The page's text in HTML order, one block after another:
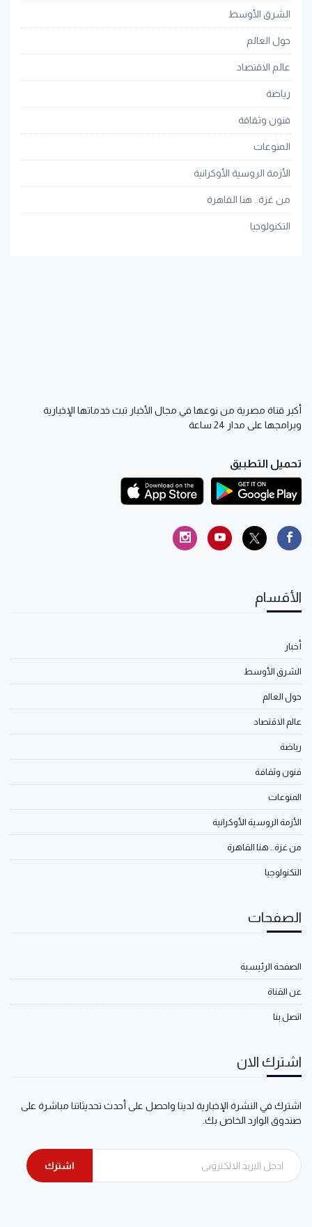
الشرق الأوسط
حول العالم
عالم الاقتصاد
رياضة
فنون وثقافة
المنوعات
الأزمة الروسية الأوكرانية
من غزة.. هنا القاهرة
التكنولوجيا
أكبر قناة مصرية من نوعها في مجال الأخبار تبث خدماتها الإخبارية
وبرامجها على مدار 24 ساعة
تحميل التطبيق
الأقسام
أخبار
الشرق الأوسط
حول العالم
عالم الاقتصاد
رياضة
فنون وثقافة
المنوعات
الأزمة الروسية الأوكرانية
من غزة.. هنا القاهرة
التكنولوجيا
الصفحات
الصفحة الرئيسية
عن القناة
اتصل بنا
اشترك الان
اشترك في النشرة الإخبارية لدينا واحصل على أحدث تحديثاتنا مباشرة على
صندوق الوارد الخاص بك.
اشترك